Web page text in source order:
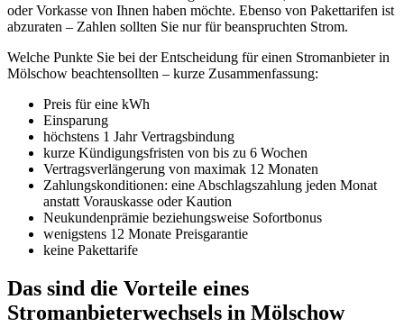
oder Vorkasse von Ihnen haben möchte. Ebenso von Pakettarifen ist
abzuraten – Zahlen sollten Sie nur für beanspruchten Strom.
Welche Punkte Sie bei der Entscheidung für einen Stromanbieter in
Mölschow beachtensollten – kurze Zusammenfassung:
Preis für eine kWh
Einsparung
höchstens 1 Jahr Vertragsbindung
kurze Kündigungsfristen von bis zu 6 Wochen
Vertragsverlängerung von maximak 12 Monaten
Zahlungskonditionen: eine Abschlagszahlung jeden Monat
anstatt Vorauskasse oder Kaution
Neukundenprämie beziehungsweise Sofortbonus
wenigstens 12 Monate Preisgarantie
keine Pakettarife
Das sind die Vorteile eines
Stromanbieterwechsels in Mölschow